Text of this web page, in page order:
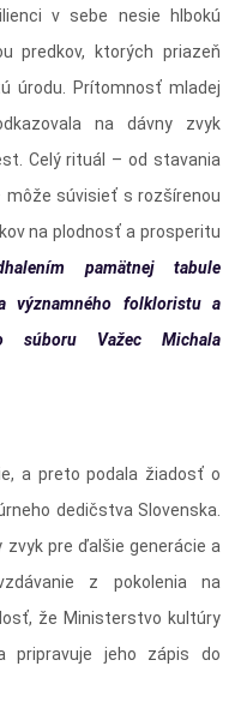
v sebe nesie hlbokú
predkov, ktorých priazeň
úrodu. Prítomnosť mladej
na dávny zvyk
Celý rituál – od stavania
môže súvisieť s rozšírenou
na plodnosť a prosperitu
pamätnej tabule
významného folkloristu a
súboru Važec Michala
a preto podala žiadosť o
dedičstva Slovenska.
pre ďalšie generácie a
z pokolenia na
že Ministerstvo kultúry
pripravuje jeho zápis do